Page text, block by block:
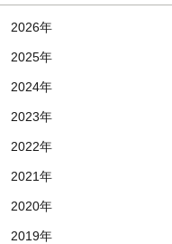
2026年
2025年
2024年
2023年
2022年
2021年
2020年
2019年